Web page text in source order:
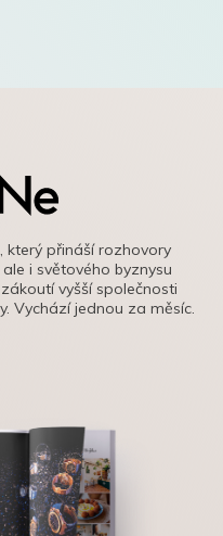
který přináší rozhovory
i světového byznysu
vyšší společnosti
Vychází jednou za měsíc.